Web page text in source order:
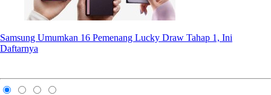
Samsung Umumkan 16 Pemenang Lucky Draw Tahap 1, Ini
Daftarnya